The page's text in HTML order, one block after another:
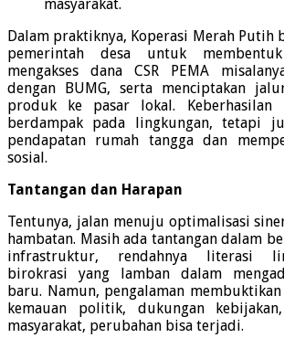
masyarakat.
Dalam praktiknya, Koperasi Merah Putih
pemerintah desa untuk
mengakses dana CSR PEMA
dengan BUMG, serta menciptakan
produk ke pasar lokal. Keberhasilan
berdampak pada lingkungan, tetapi
pendapatan rumah tangga dan
sosial.
Tantangan dan Harapan
Tentunya, jalan menuju optimalisasi
hambatan. Masih ada tantangan dalam
infrastruktur, rendahnya literasi
birokrasi yang lamban dalam
baru. Namun, pengalaman
kemauan politik, dukungan
masyarakat, perubahan bisa terjadi.